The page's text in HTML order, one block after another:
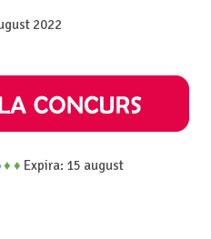
2022
♦ ♦ Expira: 15 august